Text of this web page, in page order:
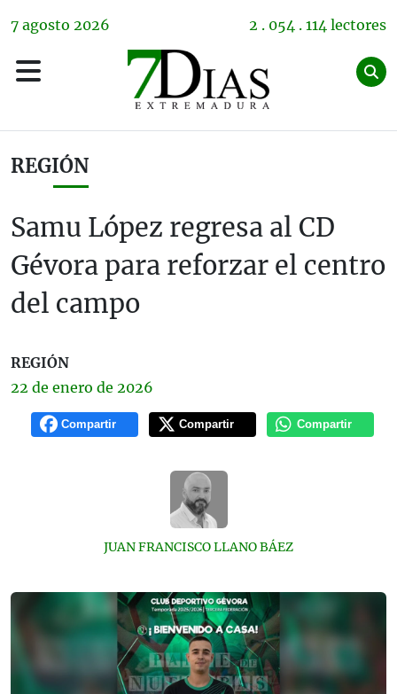
7 agosto 2026 2 . 054 . 114 lectores
REGIÓN
Samu López regresa al CD
Gévora para reforzar el centro
del campo
REGIÓN
22 de enero de 2026
Compartir Compartir Compartir
JUAN FRANCISCO LLANO BÁEZ